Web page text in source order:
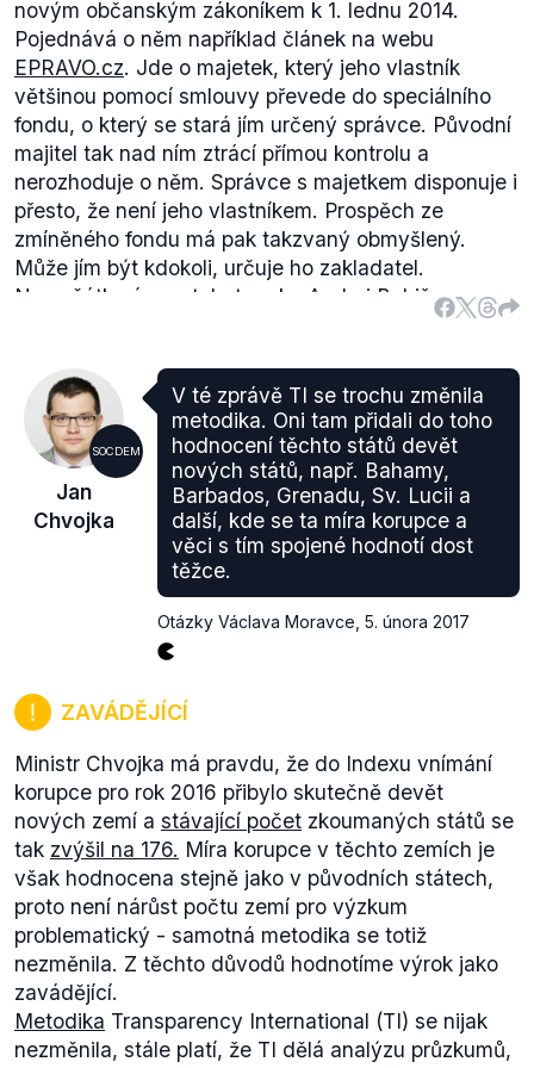
premiérského křesla kvůli vlastnictví médií. V roce
2001 přislíbil, že svůj konflikt zájmů vyřeší. V roce
2004 pak parlament schválil zákon o střetu zájmů,
podle kterého je v tomto střetu politik, který vlastní
mediální podnik a zároveň je v jeho čele. Tomuto
zákonu se ale Berlusconi vyhnul.
Vlastnictví médiíje regulováno v řadě evropských
zemí. Ve Velké Británii, Německu a Rakousku není
možné, aby politické strany získaly licenci na
provozování celoplošného rozhlasového nebo
Evropské unii unikátní, pokud zákon přímo zakazuje
členům vlády vlastnit média. Podobný zákon platí
pouze v Řecku s tím rozdílem, že se vztahuje na
poslance a europoslance.
novým občanským zákoníkem k 1. lednu 2014.
Pojednává o něm například článek na webu
EPRAVO.cz. Jde o majetek, který jeho vlastník
většinou pomocí smlouvy převede do speciálního
fondu, o který se stará jím určený správce. Původní
majitel tak nad ním ztrácí přímou kontrolu a
nerozhoduje o něm. Správce s majetkem disponuje i
přesto, že není jeho vlastníkem. Prospěch ze
zmíněného fondu má pak takzvaný obmyšlený.
Může jím být kdokoli, určuje ho zakladatel.
Na začátku února tohoto roku Andrej Babiš
své firmy Agrofert a SynBiol do
aby vyhověl zákonu o střetu zájmů.
To, že Robert Pelikán o svěřenských fondech
nemluvil příliš kladně, můžeme zjistit například z
rozhovoru
z roku 2014 na webu ministerstva financí,
v době, kdy se stal novým šéfem legislativního
odboru tohoto ministerstva. V něm zmiňuje: „Kromě
věcí typu ukrývání majetku mě příliš nenapadá, co
by svěřenské fondy řešily z problémů, které nejdou
řešit jiným právním způsobem."
Stejně tak
upozorňoval na chybějící evidenci svěřenských
Je potřeba doplnit, že
zákoníku, která konkrétně v částech o svěřenských
fondech nabude účinnosti k 1. lednu 2018, je
stanovena povinnost evidovat svěřenské fondy
založené po tomto datu. Fondy založené před tímto
datem musí o evidenci požádat do 1. července
2018, jinak zaniknou.
Jelikož Jan Chvojka popisuje skutečnosti pravdivě,
je tedy tento výrok na základě výše uvedeného
odůvodnění hodnocen jako pravdivý.
SOCDEM
Jan
Chvojka
V té zprávě TI se trochu změnila
metodika. Oni tam přidali do toho
hodnocení těchto států devět
nových států, např. Bahamy,
Barbados, Grenadu, Sv. Lucii a
další, kde se ta míra korupce a
věci s tím spojené hodnotí dost
těžce.
Otázky Václava Moravce 5. února 2017
ZAVÁDĚJÍCÍ
Ministr Chvojka má pravdu, že do Indexu vnímání
korupce pro rok 2016 přibylo skutečně devět
nových zemí a stávající počet zkoumaných států se
tak zvýšil na 176. Míra korupce v těchto zemích je
však hodnocena stejně jako v původních státech,
proto není nárůst počtu zemí pro výzkum
problematický - samotná metodika se totiž
nezměnila. Z těchto důvodů hodnotíme výrok jako
zavádějící.
Metodika Transparency International (TI) se nijak
nezměnila, stále platí, že TI dělá analýzu průzkumů,